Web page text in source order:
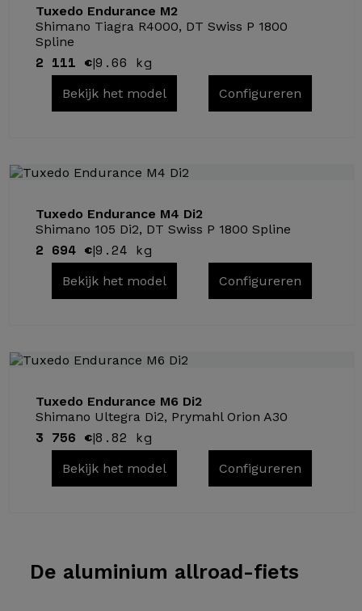
Tuxedo Endurance M2
Shimano Tiagra R4000, DT Swiss P 1800
Spline
2 111 €|9.66 kg
Bekijk het model Configureren
Tuxedo Endurance M4 Di2
Shimano 105 Di2, DT Swiss P 1800 Spline
2 694 €|9.24 kg
Bekijk het model Configureren
Tuxedo Endurance M6 Di2
Shimano Ultegra Di2, Prymahl Orion A30
3 756 €|8.82 kg
Bekijk het model Configureren
De aluminium allroad-fiets